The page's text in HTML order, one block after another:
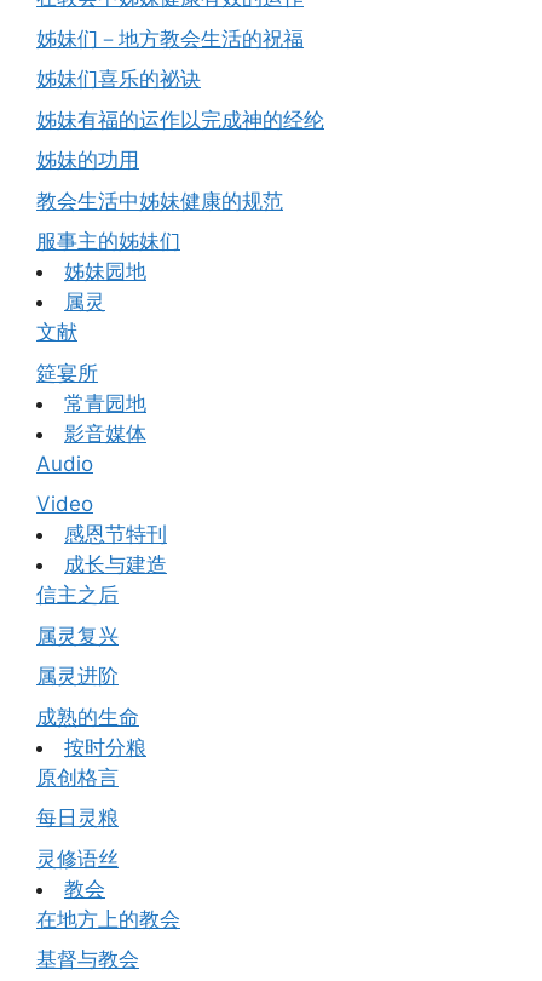
姊妹们－地方教会生活的祝福
姊妹们喜乐的祕诀
姊妹有福的运作以完成神的经纶
姊妹的功用
教会生活中姊妹健康的规范
服事主的姊妹们
姊妹园地
属灵
文献
筵宴所
常青园地
影音媒体
Audio
Video
感恩节特刊
成长与建造
信主之后
属灵复兴
属灵进阶
成熟的生命
按时分粮
原创格言
每日灵粮
灵修语丝
教会
在地方上的教会
基督与教会